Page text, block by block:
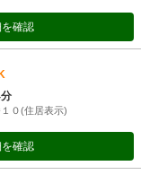
確認
０(住居表示)
確認